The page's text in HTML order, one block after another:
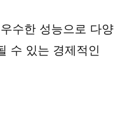
수한 성능으로 다양
수 있는 경제적인